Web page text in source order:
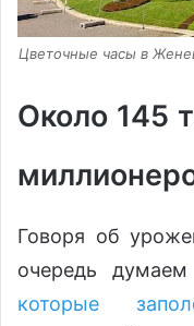
Цветочные часы в
Около 145
Говоря об
очередь
которые